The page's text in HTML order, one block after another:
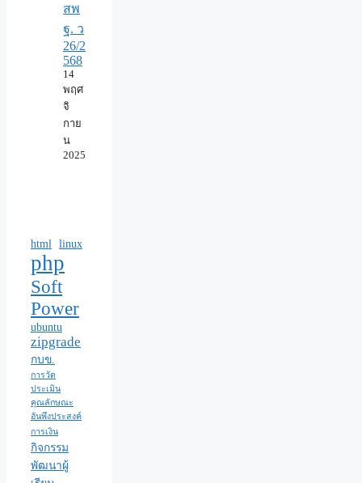
สพ
ฐ. ว
26/2
568
14
พฤศ
จิ
กาย
น
2025
html linux
php
Soft
Power
ubuntu
zipgrade
กบข.
การวัด
ประเมิน
คุณลักษณะ
อันพึงประสงค์
การเงิน
กิจกรรม
พัฒนาผู้